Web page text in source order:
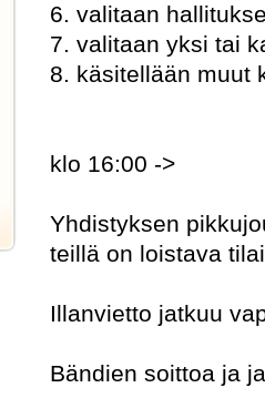
6. valitaan
7. valitaan yksi tai
8. käsitellään muut
klo 16:00 ->
Yhdistyksen
teillä on loistava
Illanvietto jatkuu
Bändien soittoa ja